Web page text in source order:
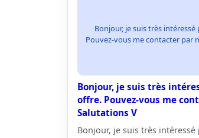
Bonjour, je suis très
Pouvez-vous me contacter par
Bonjour, je suis très
offre. Pouvez-vous me
Salutations V
Bonjour, je suis très